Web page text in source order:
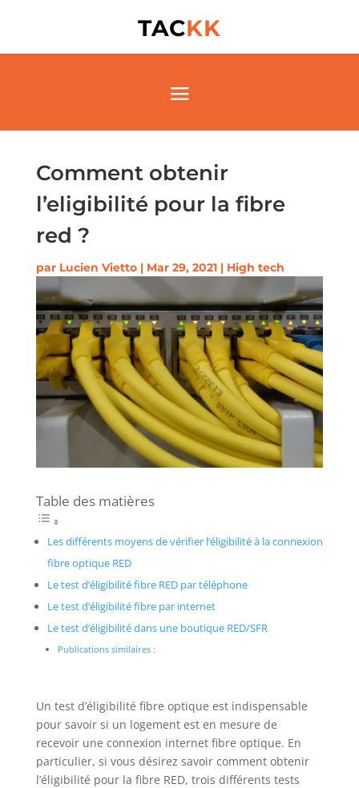
TACKK
Comment obtenir
l’eligibilité pour la fibre
red ?
par Lucien Vietto| Mar 29, 2021| High tech
Table des matières
Les différents moyens de vérifier l’éligibilité à la connexion
fibre optique RED
Le test d’éligibilité fibre RED par téléphone
Le test d’éligibilité fibre par internet
Le test d’éligibilité dans une boutique RED/SFR
Publications similaires :
Un test d’éligibilité fibre optique est indispensable
pour savoir si un logement est en mesure de
recevoir une connexion internet fibre optique. En
particulier, si vous désirez savoir comment obtenir
l’éligibilité pour la fibre RED, trois différents tests